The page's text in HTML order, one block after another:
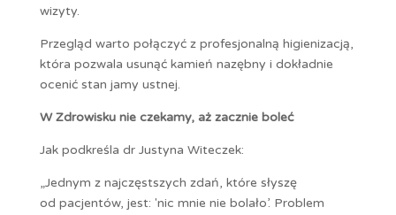
wizyty.
Przegląd warto połączyć z profesjonalną higienizacją,
która pozwala usunąć kamień nazębny i dokładnie
ocenić stan jamy ustnej.
W Zdrowisku nie czekamy, aż zacznie boleć
Jak podkreśla dr Justyna Witeczek:
„Jednym z najczęstszych zdań, które słyszę
od pacjentów, jest: 'nic mnie nie bolało’. Problem